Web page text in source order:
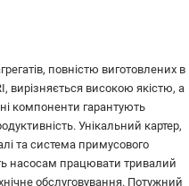
повністю виготовлених в
вирізняється високою якістю, а
компоненти гарантують
Унікальний картер,
та система примусового
насосам працювати тривалий
обслуговування. Потужний